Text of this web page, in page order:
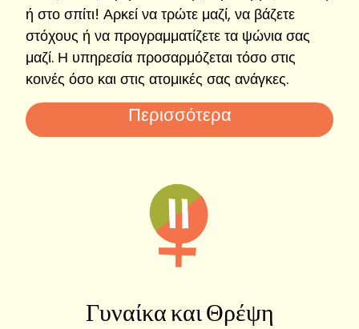
ή στο σπίτι! Αρκεί να τρώτε μαζί, να βάζετε
στόχους ή να προγραμματίζετε τα ψώνια σας
μαζί. Η υπηρεσία προσαρμόζεται τόσο στις
κοινές όσο και στις ατομικές σας ανάγκες.
Περισσότερα
Γυναίκα και Θρέψη